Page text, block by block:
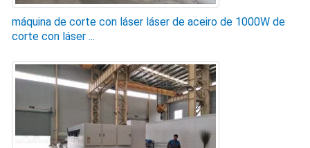
máquina de corte con láser láser de aceiro de 1000W de
corte con láser ...